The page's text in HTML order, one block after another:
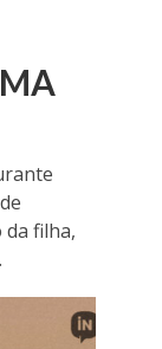
da filha,